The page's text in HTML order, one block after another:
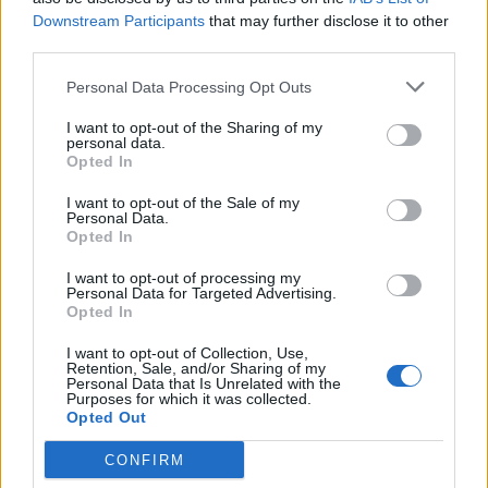
Downstream Participants that may further disclose it to other
Personal Data Processing Opt Outs
I want to opt-out of the Sharing of my
personal data.
Opted In
I want to opt-out of the Sale of my
Personal Data.
Opted In
I want to opt-out of processing my
Personal Data for Targeted Advertising.
Opted In
I want to opt-out of Collection, Use,
Retention, Sale, and/or Sharing of my
Personal Data that Is Unrelated with the
Purposes for which it was collected.
Opted Out
CONFIRM
Senaste inlägget avMarurb1 för 6 timmar sedan i Projekt
Renovering av en Honda Civic Aerodeck
VTi
Antikrundan på 4 hjul! Ford Model T 1923
Manta b som ska räddas (kaross eller
delar sökes)
Camaro som bruksbil?!
Volvo 740 GLT Långtids Projekt
Senaste inlägget av RubenRutegard tisdag 19:47
Volkswagen Golf MK4 v6 4motion OEM++
med JDM inspiration.